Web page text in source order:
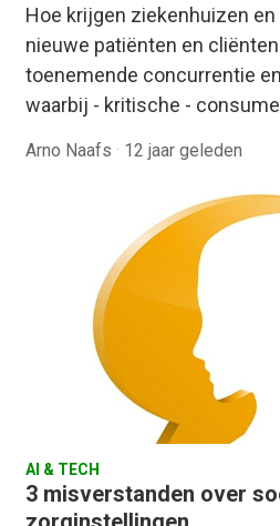
Hoe krijgen ziekenhuizen
nieuwe patiënten en
toenemende concurrentie
waarbij - kritische -
Arno Naafs · 12 jaar geleden
AI & TECH
3 misverstanden over